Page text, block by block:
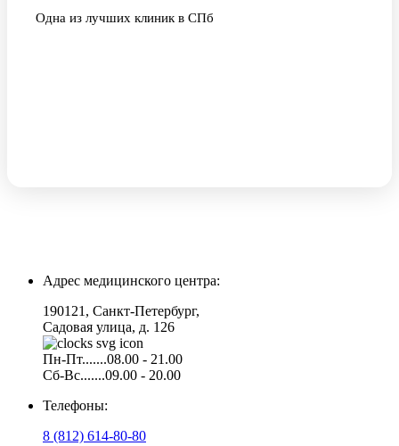
Одна из лучших клиник в СПб
Адрес медицинского центра:
190121, Санкт-Петербург,
Садовая улица, д. 126
Пн-Пт.......08.00 - 21.00
Сб-Вс.......09.00 - 20.00
Телефоны:
8 (812) 614-80-80